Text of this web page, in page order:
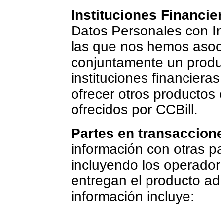
Instituciones
Datos Personales con
las que nos hemos
conjuntamente un
instituciones
ofrecer otros
ofrecidos por CCBill.
Partes en
información con otras
incluyendo los
entregan el producto
información incluye: